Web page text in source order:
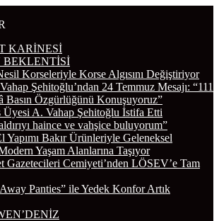
KARİNESİ
BEKLENTİSİ
Korseleriyle Korse Algısını Değiştiriyor
Şehitoğlu’ndan 24 Temmuz Mesajı: “111
Basın Özgürlüğünü Konuşuyoruz”
A. Vahap Şehitoğlu İstifa Etti
haince ve vahşice buluyorum”
Yapımı Bakır Ürünleriyle Geleneksel
Yaşam Alanlarına Taşıyor
Gazetecileri Cemiyeti’nden LÖSEV’e Tam
Panties” ile Yedek Konfor Artık